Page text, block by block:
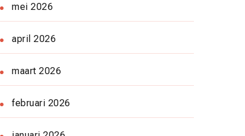
mei 2026
april 2026
maart 2026
februari 2026